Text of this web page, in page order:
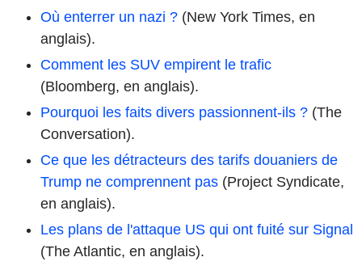
Où enterrer un nazi ? (New York Times, en
anglais).
Comment les SUV empirent le trafic
(Bloomberg, en anglais).
Pourquoi les faits divers passionnent-ils ? (The
Conversation).
Ce que les détracteurs des tarifs douaniers de
Trump ne comprennent pas (Project Syndicate,
en anglais).
Les plans de l'attaque US qui ont fuité sur Signal
(The Atlantic, en anglais).